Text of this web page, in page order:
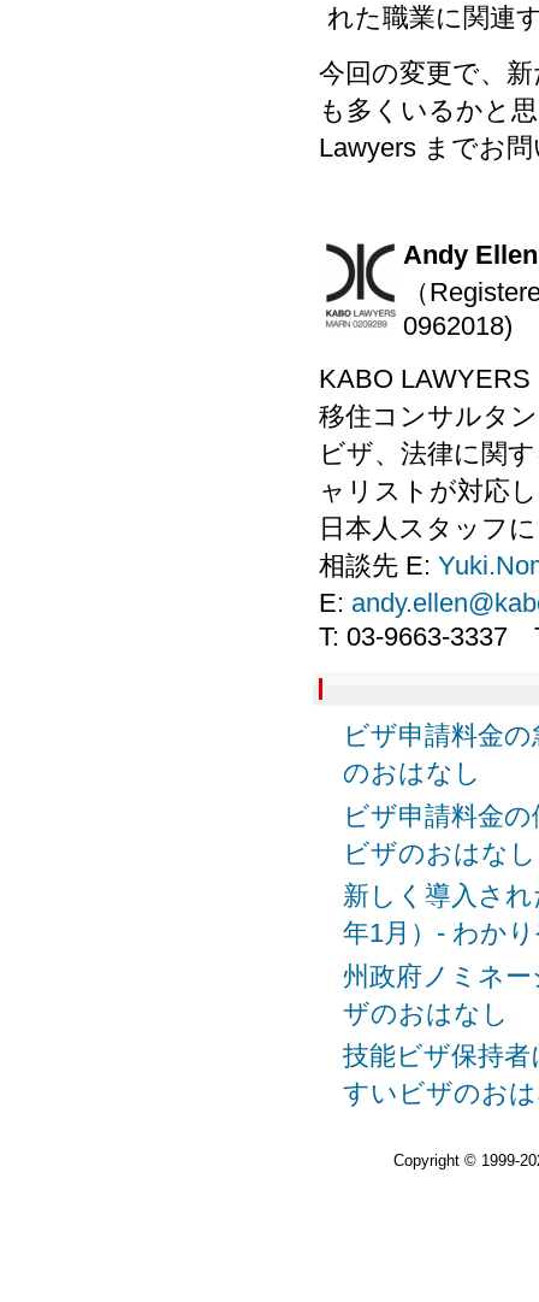
れた職業に関連
今回の変更で、
も多くいるかと
Lawyers までお
Andy
（
0962018)
KABO
移住コンサルタ
ビザ、法律に関
ャリストが対応
日本人スタッフ
相談先 E:
E:
T: 03-9663-3337
ビザ申請料金
のおはなし
ビザ申請料金
ビザのおはなし
新しく導入さ
年1月）- わか
州政府ノミネ
ザのおはなし
技能ビザ保持
すいビザのお
Copyright © 1999-